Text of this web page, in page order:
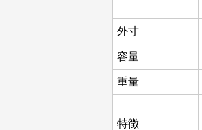
外寸
容量
重量
特徴